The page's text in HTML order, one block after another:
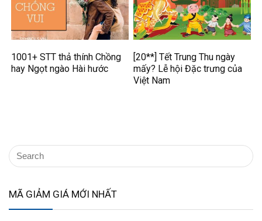
1001+ STT thả thính Chồng
hay Ngọt ngào Hài hước
[20**] Tết Trung Thu ngày
mấy? Lễ hội Đặc trưng của
Việt Nam
MÃ GIẢM GIÁ MỚI NHẤT